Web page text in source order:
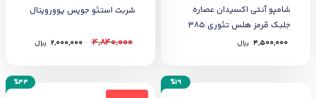
شامپو آنتی اکسیدان عصاره
جلبک قرمز هلس تئوری 385
میل
4,500,000 ﷼
شربت استئو جویس یوورویتال
4,840,000
2,000,000 ﷼
%19
%44